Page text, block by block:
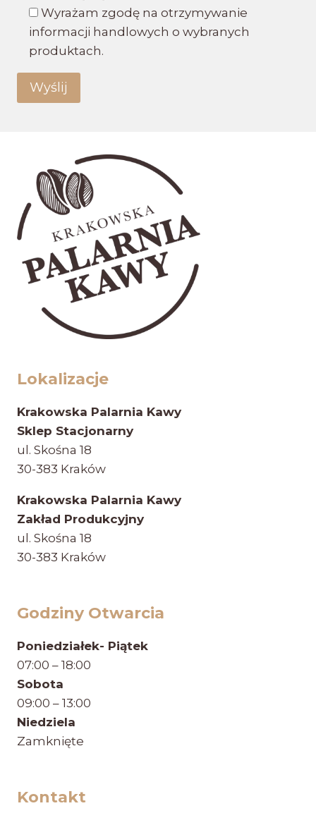
Wyrażam zgodę na otrzymywanie
informacji handlowych o wybranych
produktach.
Lokalizacje
Krakowska Palarnia Kawy
Sklep Stacjonarny
ul. Skośna 18
30-383 Kraków
Krakowska Palarnia Kawy
Zakład Produkcyjny
ul. Skośna 18
30-383 Kraków
Godziny Otwarcia
Poniedziałek- Piątek
07:00 – 18:00
Sobota
09:00 – 13:00
Niedziela
Zamknięte
Kontakt